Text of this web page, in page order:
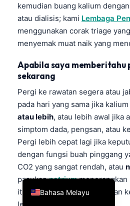
kemudian buang kalium
atau dialisis; kami Lembaga
menggunakan corak triage
menyemak muat naik yang
Apabila saya memberitahu
sekarang
Pergi ke rawatan segera atau
pada hari yang sama jika
atau lebih, atau lebih awal jika
simptom dada, pengsan, atau
Pergi lebih cepat lagi jika
dengan fungsi buah pinggang
CO2 yang sangat rendah, atau
pasukannatriummenerangkan
itu membuat saya memikirkan
Bahasa Melayu
English
Deutsch
العربية
Français
עִבְרִית
Italiano
Español
Português
Ελληνικά
Türkçe
Română